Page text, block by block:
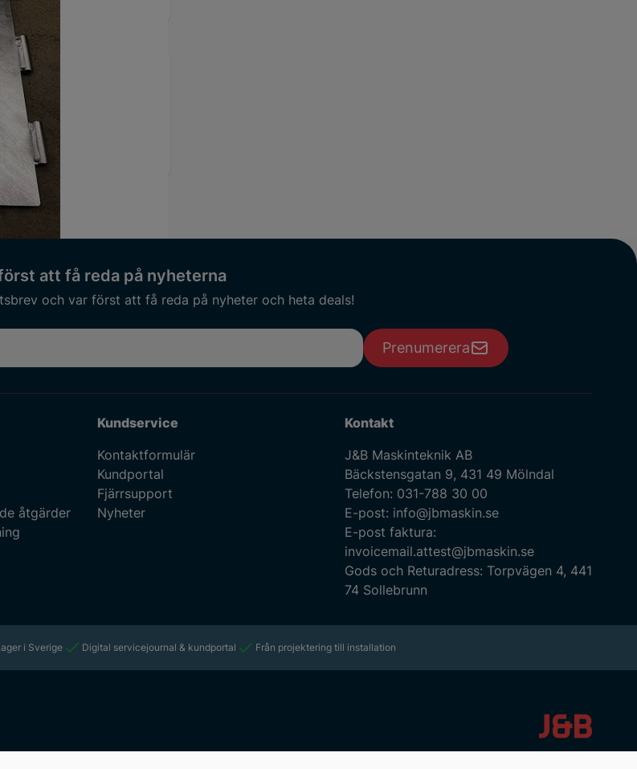
att få reda på nyheterna
och var först att få reda på nyheter och heta deals!
Prenumerera
åtgärder
Kundservice
Kontaktformulär
Kundportal
Fjärrsupport
Nyheter
Kontakt
J&B Maskinteknik AB
Bäckstensgatan 9, 431 49 Mölndal
Telefon: 031-788 30 00
E-post: info@jbmaskin.se
E-post faktura:
invoicemail.attest@jbmaskin.se
Gods och Returadress: Torpvägen 4, 441
74 Sollebrunn
i Sverige Digital servicejournal & kundportal Från projektering till installation